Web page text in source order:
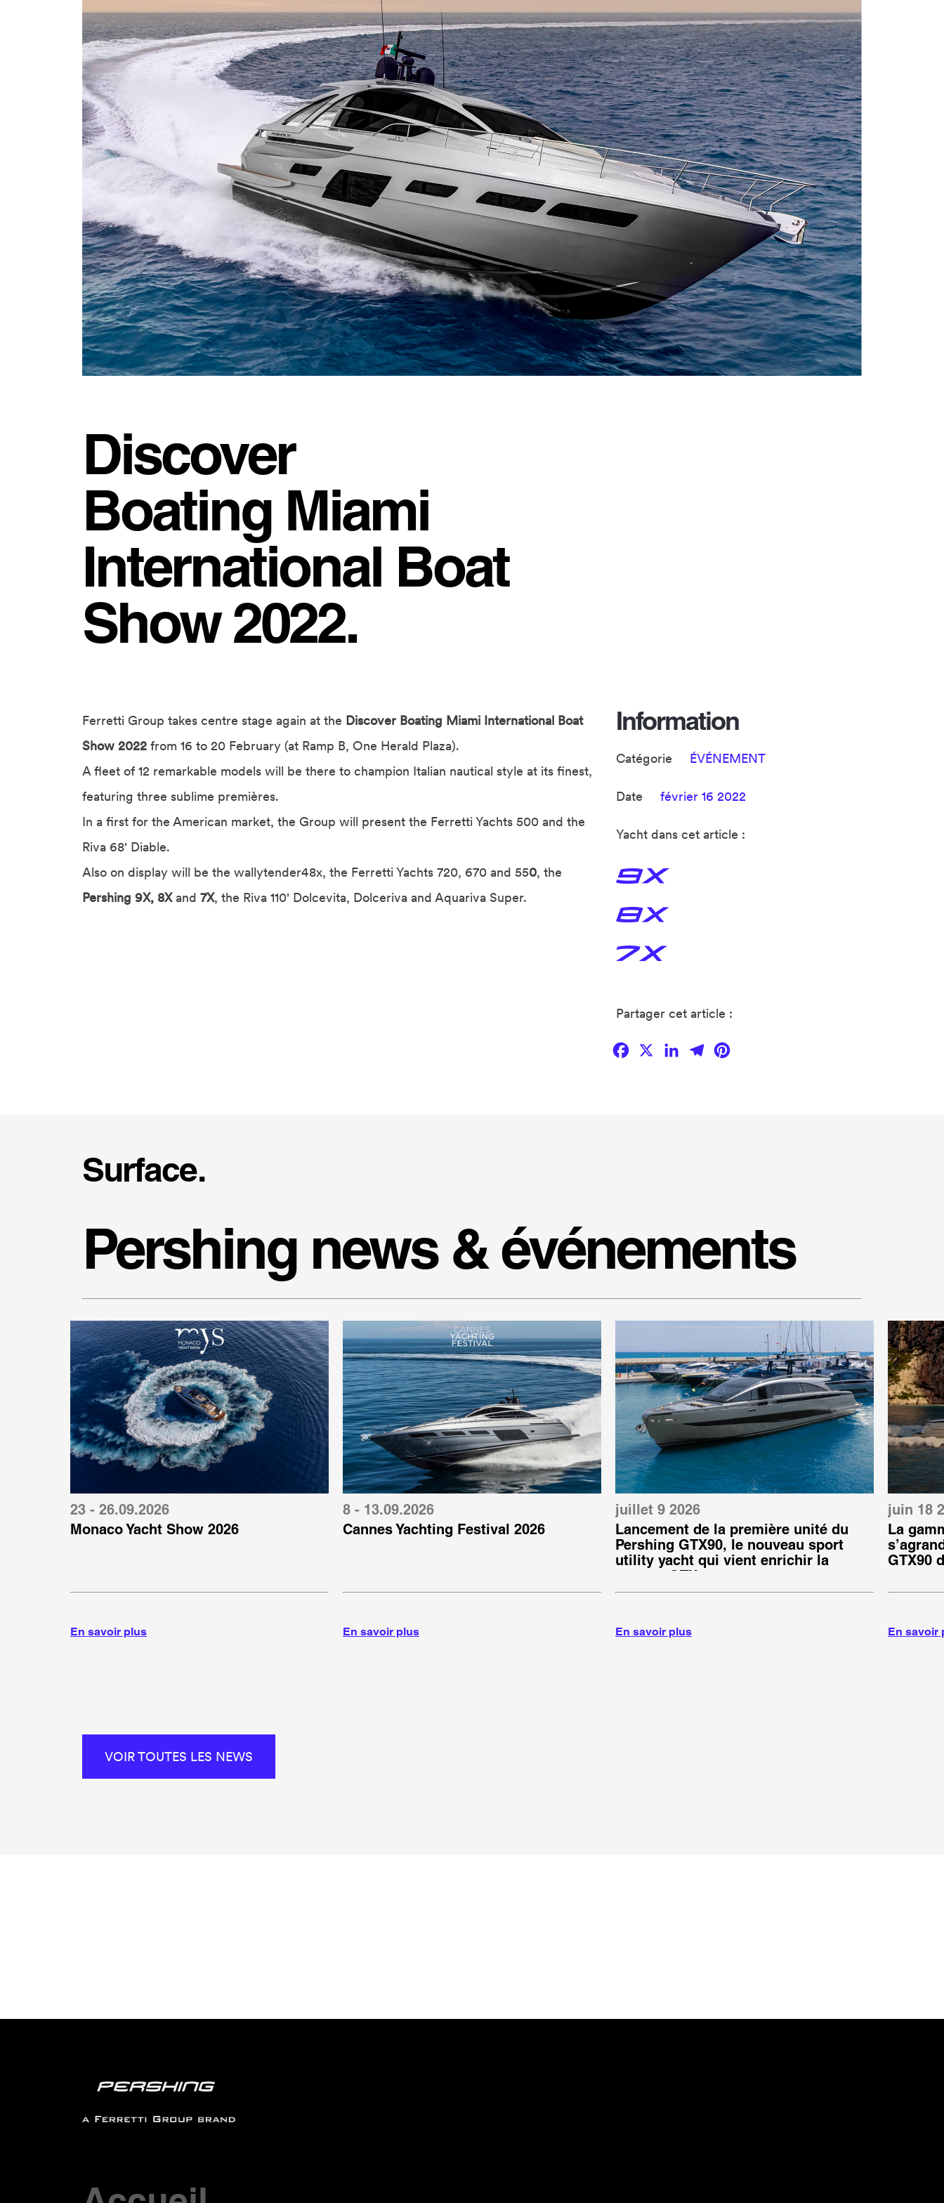
Discover
Boating Miami
International Boat
Show 2022.
Ferretti Group takes centre stage again at the Discover Boating Miami International Boat
Show 2022 from 16 to 20 February (at Ramp B, One Herald Plaza).
A fleet of 12 remarkable models will be there to champion Italian nautical style at its finest,
featuring three sublime premières.
In a first for the American market, the Group will present the Ferretti Yachts 500 and the
Riva 68' Diable.
Also on display will be the wallytender48x, the Ferretti Yachts 720, 670 and 550, the
Pershing 9X, 8Xand 7X, the Riva 110' Dolcevita, Dolceriva and Aquariva Super.
Information
Catégorie ÉVÉNEMENT
Date février 16 2022
Yacht dans cet article :
Partager cet article :
Facebook
X LinkedIn
Telegram
Surface.
Pershing news & événements
23 - 26.09.2026
Monaco Yacht Show 2026
En savoir plus
8 - 13.09.2026
Cannes Yachting Festival 2026
En savoir plus
juillet 9 2026
Lancement de la première unité du
Pershing GTX90, le nouveau sport
utility yacht qui vient enrichir la
gamme GTX
En savoir plus
juin 18
La
GTX90
En savoir
VOIR TOUTES LES NEWS